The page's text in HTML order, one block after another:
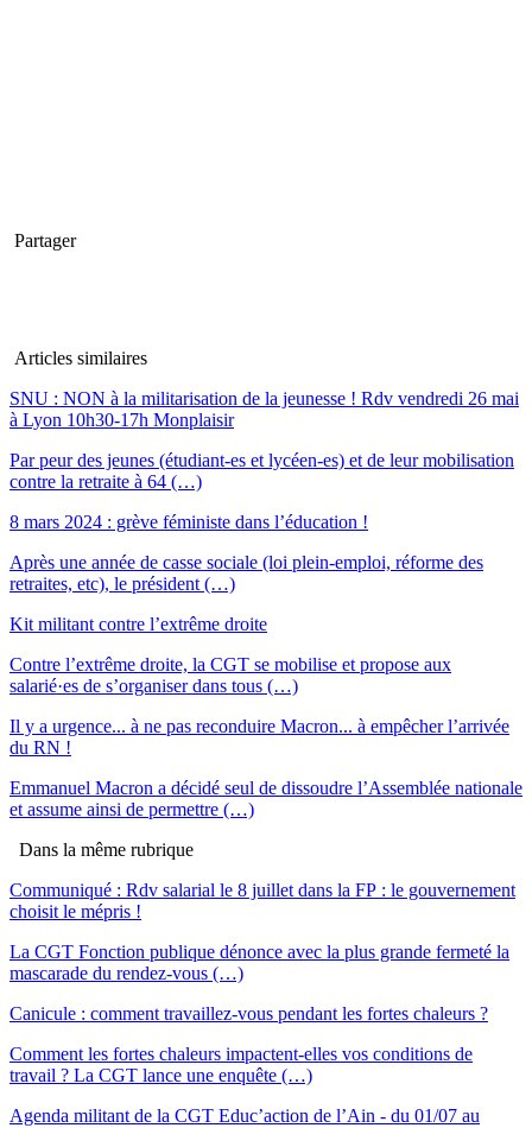
Partager
Articles similaires
SNU : NON à la militarisation de la jeunesse ! Rdv vendredi 26 mai
à Lyon 10h30-17h Monplaisir
Par peur des jeunes (étudiant-es et lycéen-es) et de leur mobilisation
contre la retraite à 64 (…)
8 mars 2024 : grève féministe dans l’éducation !
Après une année de casse sociale (loi plein-emploi, réforme des
retraites, etc), le président (…)
Kit militant contre l’extrême droite
Contre l’extrême droite, la CGT se mobilise et propose aux
salarié·es de s’organiser dans tous (…)
Il y a urgence... à ne pas reconduire Macron... à empêcher l’arrivée
du RN !
Emmanuel Macron a décidé seul de dissoudre l’Assemblée nationale
et assume ainsi de permettre (…)
Dans la même rubrique
Communiqué : Rdv salarial le 8 juillet dans la FP : le gouvernement
choisit le mépris !
La CGT Fonction publique dénonce avec la plus grande fermeté la
mascarade du rendez-vous (…)
Canicule : comment travaillez-vous pendant les fortes chaleurs ?
Comment les fortes chaleurs impactent-elles vos conditions de
travail ? La CGT lance une enquête (…)
Agenda militant de la CGT Educ’action de l’Ain - du 01/07 au